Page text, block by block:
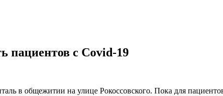
пациентов с Covid-19
в общежитии на улице Рокоссовского. Пока для